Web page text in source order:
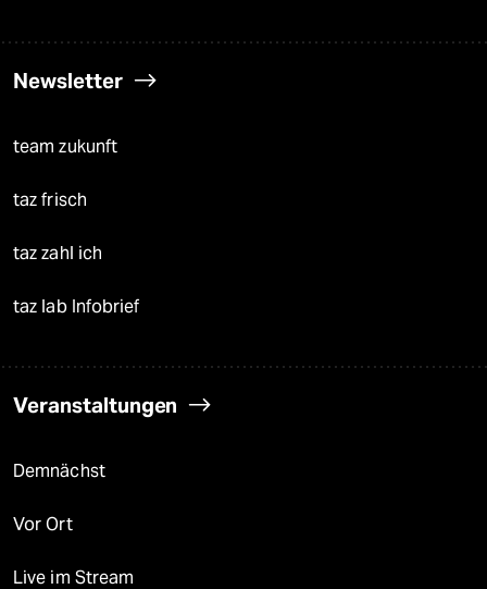
Newsletter
team zukunft
taz frisch
taz zahl ich
taz lab Infobrief
Veranstaltungen
Demnächst
Vor Ort
Live im Stream